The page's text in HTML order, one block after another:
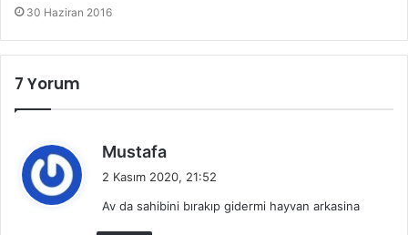
30 Haziran 2016
7 Yorum
Mustafa
i
2 Kasım 2020, 21:52
Av da sahibini bırakıp gidermi hayvan arkasina